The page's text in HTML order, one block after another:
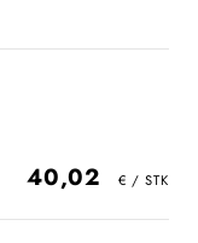
40,02